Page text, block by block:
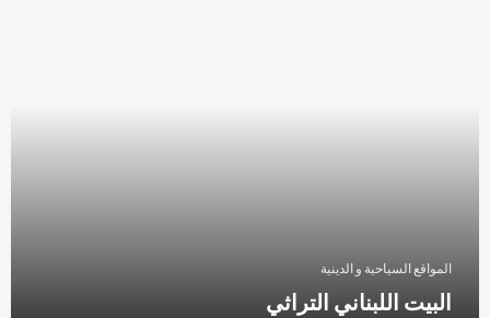
المواقع السياحية و الدينية
البيت اللبناني التراثي